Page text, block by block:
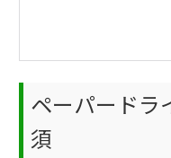
ペーパードラ
須